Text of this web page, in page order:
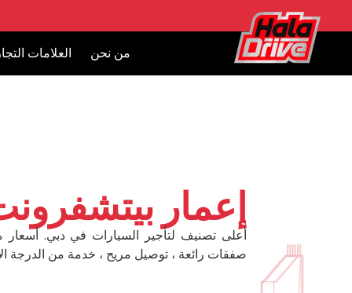
من نحن العلامات
إعمار
أعلى تصنيف لتأجير السيارات في دبي.
صفقات رائعة ، توصيل مريح ، خدمة من الدرجة